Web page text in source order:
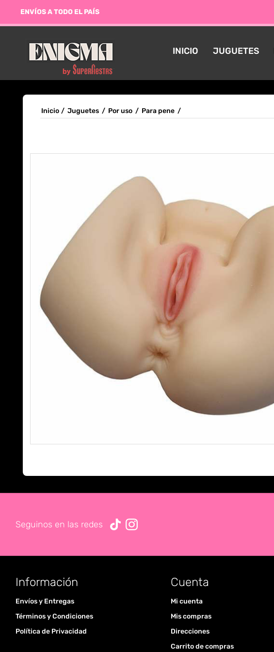
ENVÍOS A TODO EL PAÍS
INICIO JUGUETES
Inicio / Juguetes / Por uso / Para pene /
Seguinos en las redes
Información
Envíos y Entregas
Términos y Condiciones
Política de Privacidad
Cuenta
Mi cuenta
Mis compras
Direcciones
Carrito de compras